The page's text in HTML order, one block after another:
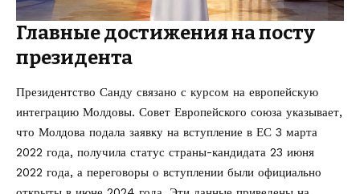
Главные достижения на посту
президента
Президентство Санду связано с курсом на европейскую
интеграцию Молдовы. Совет Европейского союза указывает,
что Молдова подала заявку на вступление в ЕС 3 марта
2022 года, получила статус страны-кандидата 23 июня
2022 года, а переговоры о вступлении были официально